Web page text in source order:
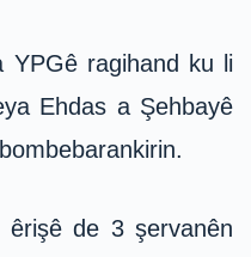
YPGê ragihand ku li
Ehdas a Şehbayê
de 3 şervanên